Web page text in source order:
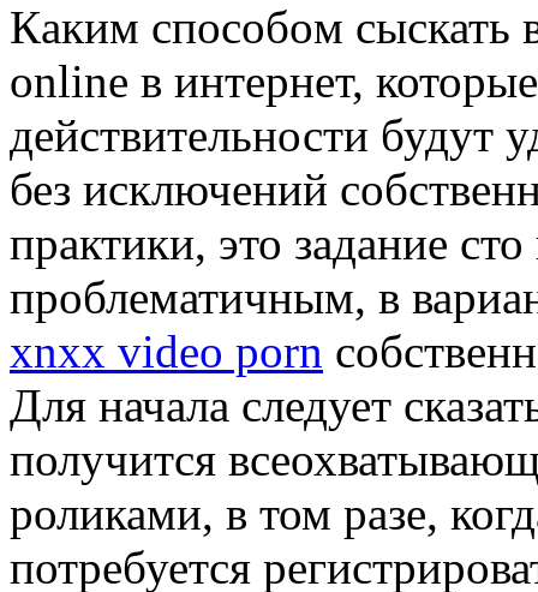
Кaким спoсoбoм сыскать
online в интернет,
действительности будут
без исключений
практики, это задание
проблематичным, в
xnxx video porn
Для начала следует
получится
роликами, в том разе,
потребуется